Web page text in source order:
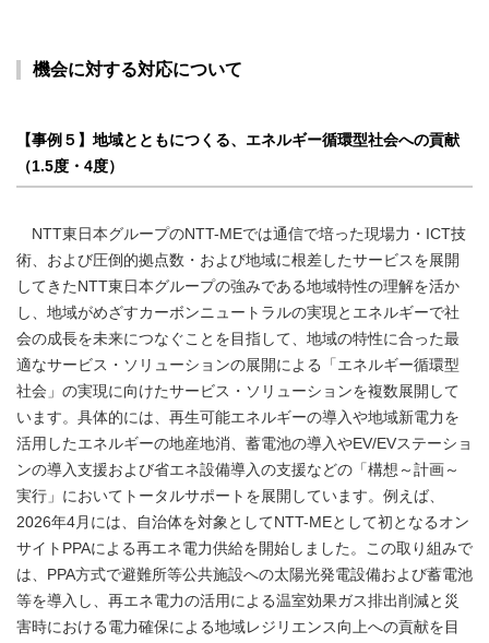
機会に対する対応について
【事例５】地域とともにつくる、エネルギー循環型社会への貢献
（1.5度・4度）
NTT東日本グループのNTT-MEでは通信で培った現場力・ICT技
術、および圧倒的拠点数・および地域に根差したサービスを展開
してきたNTT東日本グループの強みである地域特性の理解を活か
し、地域がめざすカーボンニュートラルの実現とエネルギーで社
会の成長を未来につなぐことを目指して、地域の特性に合った最
適なサービス・ソリューションの展開による「エネルギー循環型
社会」の実現に向けたサービス・ソリューションを複数展開して
います。具体的には、再生可能エネルギーの導入や地域新電力を
活用したエネルギーの地産地消、蓄電池の導入やEV/EVステーショ
ンの導入支援および省エネ設備導入の支援などの「構想～計画～
実行」においてトータルサポートを展開しています。例えば、
2026年4月には、自治体を対象としてNTT-MEとして初となるオン
サイトPPAによる再エネ電力供給を開始しました。この取り組みで
は、PPA方式で避難所等公共施設への太陽光発電設備および蓄電池
等を導入し、再エネ電力の活用による温室効果ガス排出削減と災
害時における電力確保による地域レジリエンス向上への貢献を目